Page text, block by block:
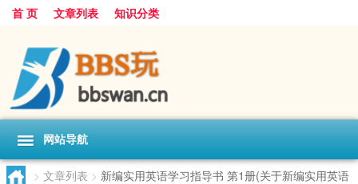
首 页 文章列表 知识分类
网站导航
> 文章列表 > 新编实用英语学习指导书 第1册(关于新编实用英语